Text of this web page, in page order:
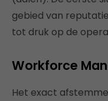
gebied van
tot druk op de
Workforce
Het exact